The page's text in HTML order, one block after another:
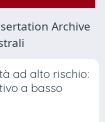
Archive
ad alto rischio:
a basso